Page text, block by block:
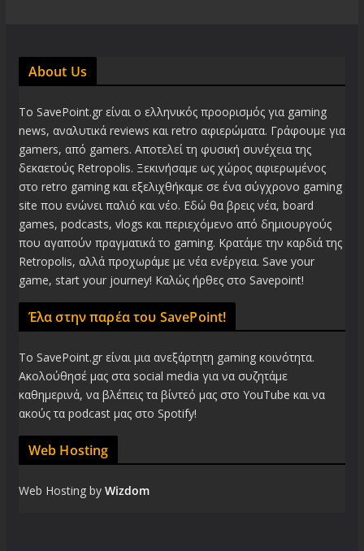
About Us
Το SavePoint.gr είναι ο ελληνικός προορισμός για gaming
news, αναλυτικά reviews και retro αφιερώματα. Γράφουμε για
gamers, από gamers. Αποτελεί τη φυσική συνέχεια της
δεκαετούς Retropolis. Ξεκινήσαμε ως χώρος αφιερωμένος
στο retro gaming και εξελιχθήκαμε σε ένα σύγχρονο gaming
site που ενώνει παλιό και νέο. Εδώ θα βρεις νέα, board
games, podcasts, vlogs και περιεχόμενο από δημιουργούς
που αγαπούν πραγματικά το gaming. Κρατάμε την καρδιά της
Retropolis, αλλά προχωράμε με νέα ενέργεια. Save your
game, start your journey! Καλώς ήρθες στο Savepoint!
Έλα στην παρέα του SavePoint!
Το SavePoint.gr είναι μια ανεξάρτητη gaming κοινότητα.
Ακολούθησέ μας στα social media για να συζητάμε
καθημερινά, να βλέπεις τα βίντεό μας στο YouTube και να
ακούς τα podcast μας στο Spotify!
Web Hosting
Web Hosting by Wizdom